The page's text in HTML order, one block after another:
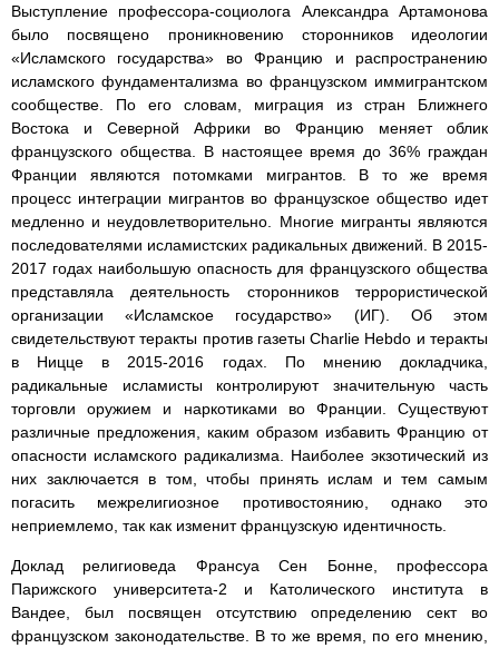
Выступление профессора-социолога Александра Артамонова
было посвящено проникновению сторонников идеологии
«Исламского государства» во Францию и распространению
исламского фундаментализма во французском иммигрантском
сообществе. По его словам, миграция из стран Ближнего
Востока и Северной Африки во Францию меняет облик
французского общества. В настоящее время до 36% граждан
Франции являются потомками мигрантов. В то же время
процесс интеграции мигрантов во французское общество идет
медленно и неудовлетворительно. Многие мигранты являются
последователями исламистских радикальных движений. В 2015-
2017 годах наибольшую опасность для французского общества
представляла деятельность сторонников террористической
организации «Исламское государство» (ИГ). Об этом
свидетельствуют теракты против газеты Charlie Hebdo и теракты
в Ницце в 2015-2016 годах. По мнению докладчика,
радикальные исламисты контролируют значительную часть
торговли оружием и наркотиками во Франции. Существуют
различные предложения, каким образом избавить Францию от
опасности исламского радикализма. Наиболее экзотический из
них заключается в том, чтобы принять ислам и тем самым
погасить межрелигиозное противостоянию, однако это
неприемлемо, так как изменит французскую идентичность.
Доклад религиоведа Франсуа Сен Бонне, профессора
Парижского университета-2 и Католического института в
Вандее, был посвящен отсутствию определению сект во
французском законодательстве. В то же время, по его мнению,